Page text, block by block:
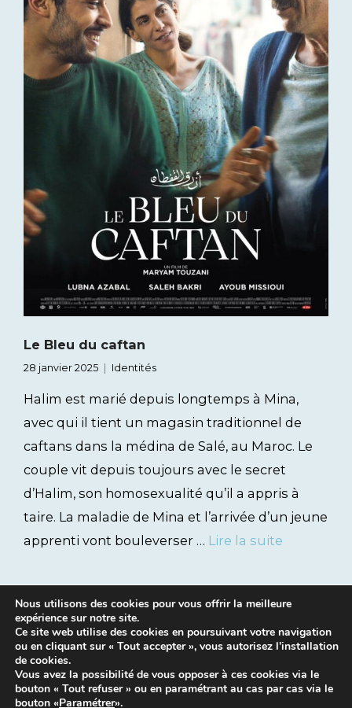
Le Bleu du caftan
28 janvier 2025 Identités
Halim est marié depuis longtemps à Mina,
avec qui il tient un magasin traditionnel de
caftans dans la médina de Salé, au Maroc. Le
couple vit depuis toujours avec le secret
d’Halim, son homosexualité qu’il a appris à
taire. La maladie de Mina et l’arrivée d’un jeune
apprenti vont bouleverser … Lire la suite
Mentions légales
Nous utilisons des cookies pour vous offrir la meilleure
expérience sur notre site.
Ce site web utilise des cookies en poursuivant votre navigation
ou en cliquant sur « Tout accepter », vous autorisez l’installation
de cookies.
Vous avez la possibilité de vous opposer à ces cookies via le
bouton « Tout refuser » ou en paramétrant au cas par cas via le
bouton «Paramétrer».